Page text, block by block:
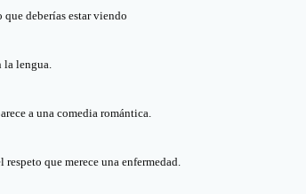
deberías estar viendo
lengua.
a una comedia romántica.
que merece una enfermedad.